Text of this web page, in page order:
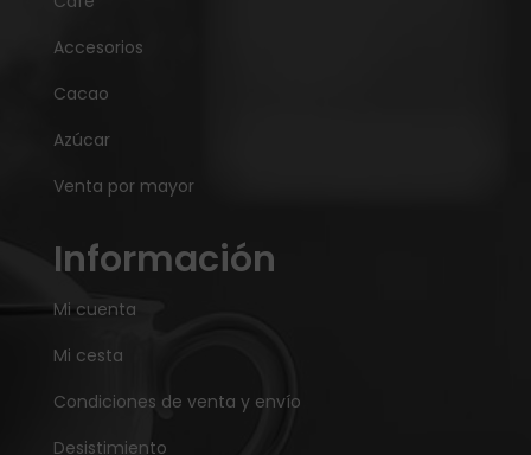
Accesorios
Cacao
Azúcar
Venta por mayor
Información
Mi cuenta
Mi cesta
Condiciones de venta y envío
Desistimiento